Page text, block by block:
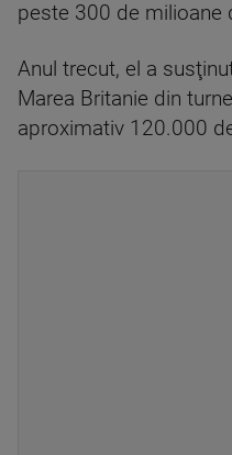
peste 300 de milioane
Anul trecut, el a
Marea Britanie din
aproximativ 120.000